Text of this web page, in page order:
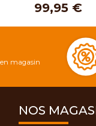
99,95 €
magasin
NOS